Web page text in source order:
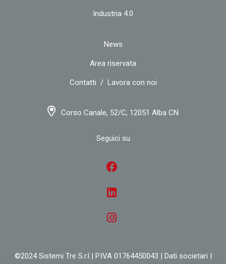
Industria 4.0
News
Area riservata
Contatti / Lavora con noi
Corso Canale, 52/C, 12051 Alba CN
Seguici su
©2024 Sistemi Tre S.r.l | P.IVA 01764450043 | Dati societari |